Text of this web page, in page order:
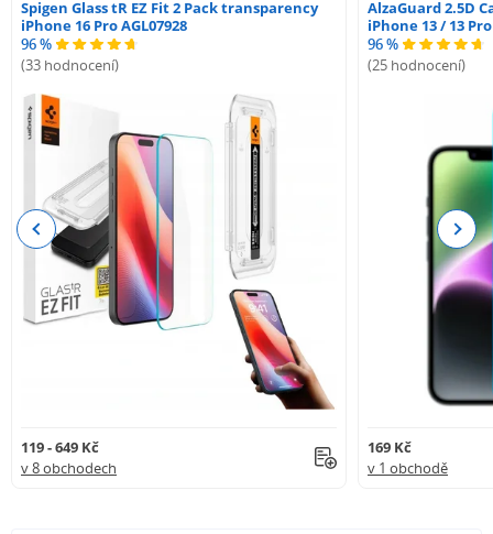
Spigen Glass tR EZ Fit 2 Pack transparency
iPhone 16 Pro AGL07928
96 %
(33 hodnocení)
119 - 649 Kč
v 8 obchodech
AlzaGuard 2.5D
iPhone 13 / 13 Pro
96 %
(25 hodnocení)
169 Kč
v 1 obchodě
Previous Next